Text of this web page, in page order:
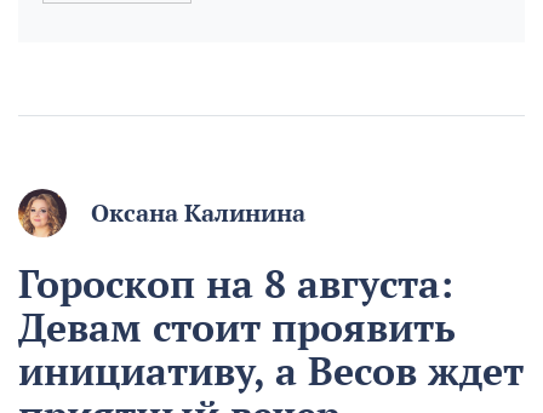
Оксана Калинина
Гороскоп на 8 августа:
Девам стоит проявить
инициативу, а Весов ждет